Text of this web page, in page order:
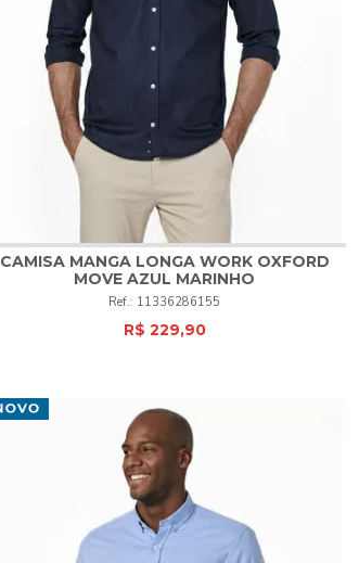
1 2 3 4 6
COMPRAR
CAMISA MANGA LONGA WORK OXFORD
MOVE AZUL MARINHO
11336286155
R$ 229,90